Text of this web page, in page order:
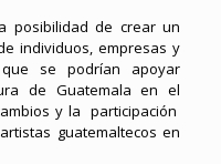
posibilidad de crear un
individuos, empresas y
se podrían apoyar
de Guatemala en el
y la participación
guatemaltecos en